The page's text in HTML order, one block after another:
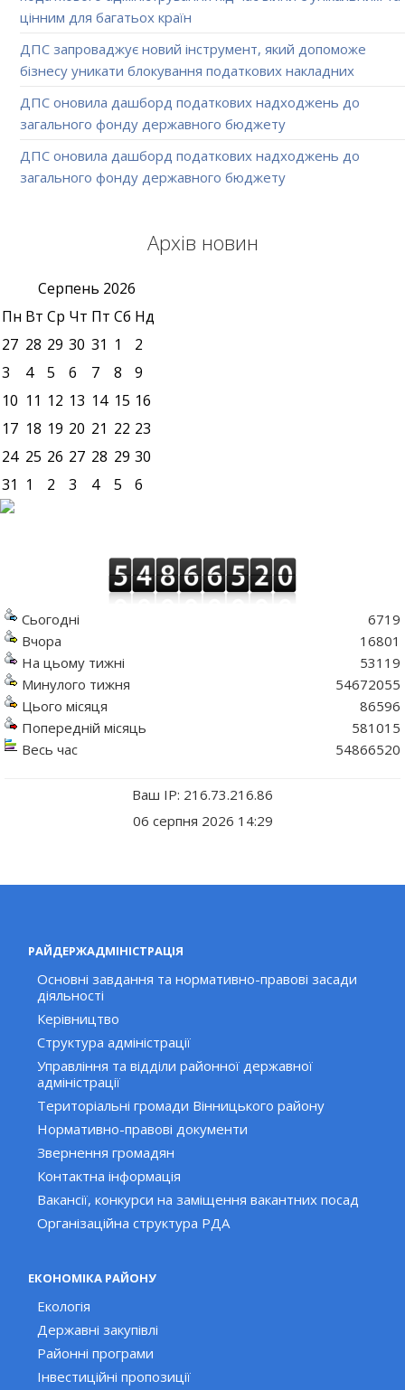
цінним для багатьох країн
ДПС запроваджує новий інструмент, який допоможе
бізнесу уникати блокування податкових накладних
ДПС оновила дашборд податкових надходжень до
загального фонду державного бюджету
ДПС оновила дашборд податкових надходжень до
загального фонду державного бюджету
Архів новин
Серпень 2026
Пн Вт Ср Чт Пт Сб Нд
27 28 29 30 31 1
2
3
4 5 6 7 8
9
10 11 12 13 14 15 16
17 18 19 20 21 22 23
24 25 26 27 28 29 30
31 1 2 3 4 5 6
Сьогодні
Вчора
На цьому тижні
Минулого тижня
Цього місяця
Попередній місяць
Весь час
6719
16801
53119
54672055
86596
581015
54866520
Ваш IP: 216.73.216.86
06 серпня 2026 14:29
РАЙДЕРЖАДМІНІСТРАЦІЯ
Основні завдання та нормативно-правові засади
діяльності
Керівництво
Структура адміністрації
Управління та відділи районної державної
адміністрації
Територіальні громади Вінницького району
Нормативно-правові документи
Звернення громадян
Контактна інформація
Вакансії, конкурси на заміщення вакантних посад
Організаційна структура РДА
ЕКОНОМІКА РАЙОНУ
Екологія
Державні закупівлі
Районні програми
Інвестиційні пропозиції